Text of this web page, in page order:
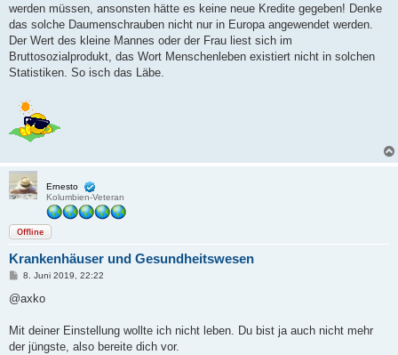
werden müssen, ansonsten hätte es keine neue Kredite gegeben! Denke
das solche Daumenschrauben nicht nur in Europa angewendet werden.
Der Wert des kleine Mannes oder der Frau liest sich im
Bruttosozialprodukt, das Wort Menschenleben existiert nicht in solchen
Statistiken. So isch das Läbe.
Ernesto
Kolumbien-Veteran
Offline
Krankenhäuser und Gesundheitswesen
B
i
a
8. Juni 2019, 22:22
@axko
Mit deiner Einstellung wollte ich nicht leben. Du bist ja auch nicht mehr
der jüngste, also bereite dich vor.